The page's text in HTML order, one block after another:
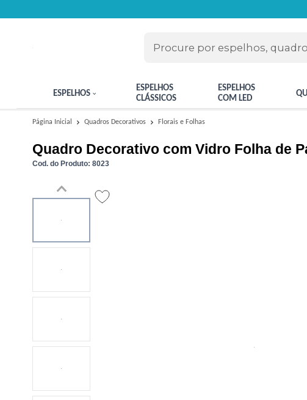
ESPELHOS
ESPELHOS
CLÁSSICOS
ESPELHOS
COM LED
Página Inicial Quadros Decorativos Florais e Folhas
Quadro Decorativo com Vidro Folha de
Cod. do Produto: 8023